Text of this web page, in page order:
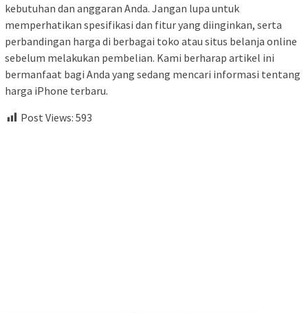
kebutuhan dan anggaran Anda. Jangan lupa untuk
memperhatikan spesifikasi dan fitur yang diinginkan, serta
perbandingan harga di berbagai toko atau situs belanja online
sebelum melakukan pembelian. Kami berharap artikel ini
bermanfaat bagi Anda yang sedang mencari informasi tentang
harga iPhone terbaru.
Post Views: 593